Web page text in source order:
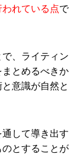
れている点で
、ライティン
とめるべきか
意識が自然と
して導き出す
とすることが